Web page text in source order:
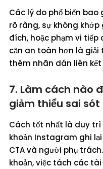
Các lý do phổ biến bao
rõ ràng, sự không
đích, hoặc phạm vi tiếp
cận an toàn hơn là
thêm nhãn dán liên kết
7. Làm cách nào
giảm thiểu sai sót
Cách tốt nhất là duy
khoản Instagram ghi
CTA và người phụ
khoản, việc tách các